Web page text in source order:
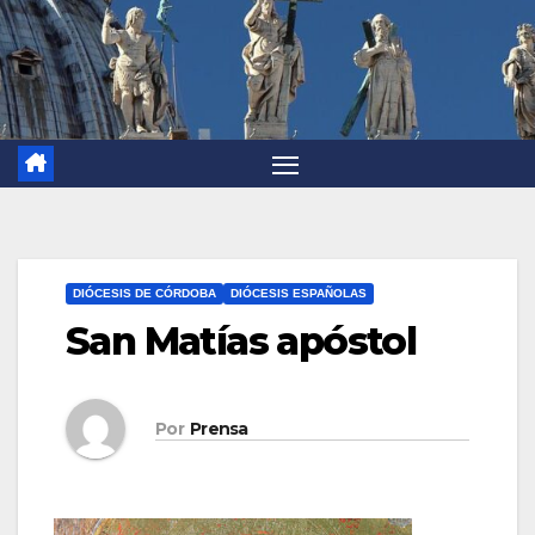
DIÓCESIS DE CÓRDOBA DIÓCESIS ESPAÑOLAS
San Matías apóstol
Por Prensa